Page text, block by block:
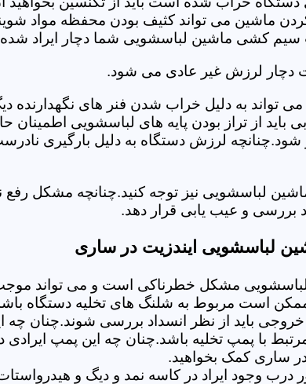
ماشین می تواند کثیف بودن محفظه مواد
کشی ماشین لباسشویی شما دچار ایراد شده
دچار لرزش غیر عادی می شود.
تواند به دلیل خراب شدن فنر های نگهدارنده
باید از تراز بودن پایه های لباسشویی
شود.چنانچه لرزش دستگاه به دلیل بارگیری
لباسشویی نیز توجه کنید.چنانچه مشکل
بررسی و عیب یابی قرار دهد.
لباسشویی ایندزیت در ساری
مشکل خطرناکی است و می تواند
است مربوط به شلنگ های تخلیه دستگاه
باید از نظر انسداد بررسی شوند.چنان چه
با پمپ تخلیه باشد.چنان چه این پمپ
ساری کمک بخواهید.
درب وجود ایراد در کاسه نمد و دیگ و